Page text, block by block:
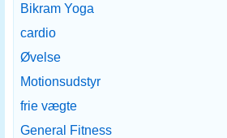
Bikram Yoga
cardio
Øvelse
Motionsudstyr
frie vægte
General Fitness